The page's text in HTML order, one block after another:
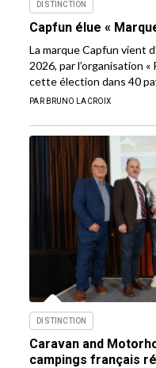
DISTINCTION
Capfun élue «
La marque Capfun vient
2026, par l’organisation
cette élection dans 40
PAR BRUNO LACROIX
DISTINCTION
Caravan and
campings français